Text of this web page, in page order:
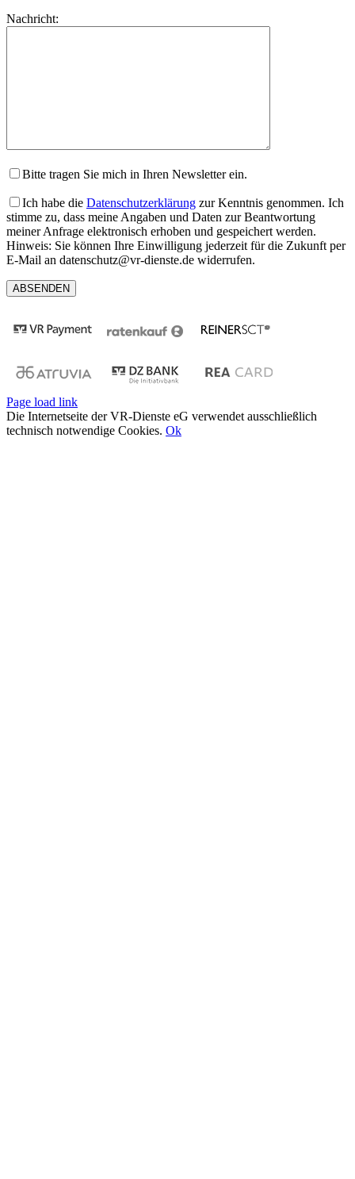
dieses
lasse
Nachricht:
Bitte tragen Sie mich in Ihren Newsletter ein.
Ich habe die Datenschutzerklärung zur Kenntnis genommen. Ich
stimme zu, dass meine Angaben und Daten zur Beantwortung
meiner Anfrage elektronisch erhoben und gespeichert werden.
Hinweis: Sie können Ihre Einwilligung jederzeit für die Zukunft per
E-Mail an datenschutz@vr-dienste.de widerrufen.
Page load link
Die Internetseite der VR-Dienste eG verwendet ausschließlich
technisch notwendige Cookies. Ok